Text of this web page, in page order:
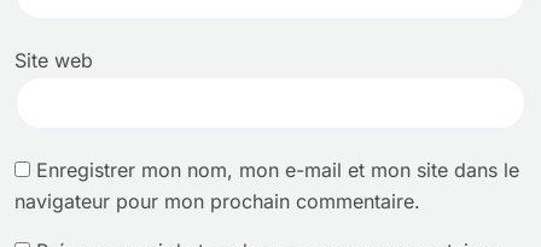
Site web
Enregistrer mon nom, mon e-mail et mon site dans le
navigateur pour mon prochain commentaire.